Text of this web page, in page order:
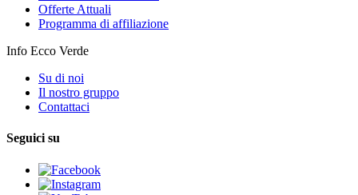
Offerte Attuali
Programma di affiliazione
Info Ecco Verde
Su di noi
Il nostro gruppo
Contattaci
Seguici su